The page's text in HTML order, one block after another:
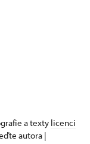
a texty licenci
autora |